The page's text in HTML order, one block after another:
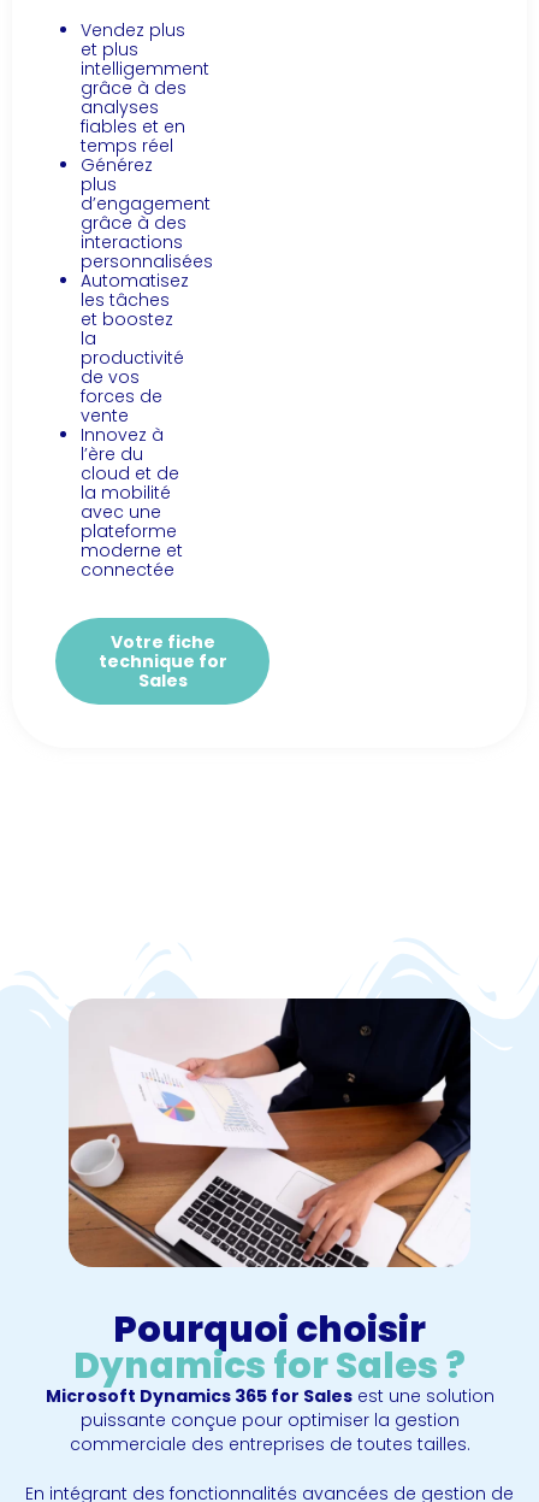
Vendez plus
et plus
intelligemment
grâce à des
analyses
fiables et en
temps réel
Générez
plus
d’engagement
grâce à des
interactions
personnalisées
Automatisez
les tâches
et boostez
la
productivité
de vos
forces de
vente
Innovez à
l’ère du
cloud et de
la mobilité
avec une
plateforme
moderne et
connectée
Votre fiche
technique for
Sales
Pourquoi choisir
Dynamics for Sales ?
Microsoft Dynamics 365 for Salesest une solution
puissante conçue pour optimiser la gestion
commerciale des entreprises de toutes tailles.
En intégrant des fonctionnalités avancées de gestion de